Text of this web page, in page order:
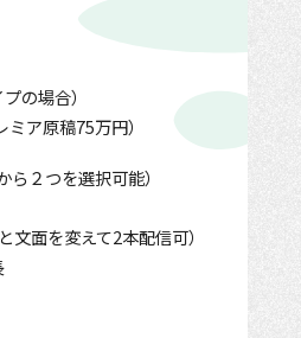
の場合）
ア原稿75万円）
２つを選択可能）
面を変えて2本配信可）